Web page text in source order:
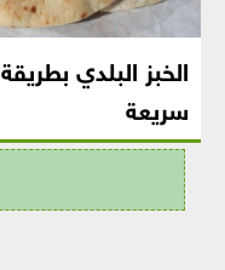
الخبز البلدي بطريقة
سريعة